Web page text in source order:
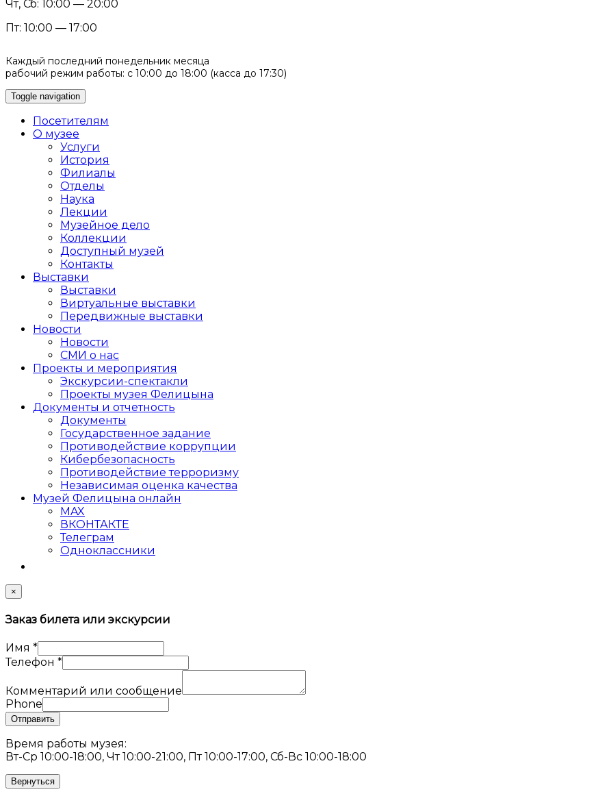
Чт, Сб: 10:00 — 20:00
Пт: 10:00 — 17:00
Каждый последний понедельник месяца
рабочий режим работы: с 10:00 до 18:00 (касса до 17:30)
Toggle navigation
Посетителям
О музее
Услуги
История
Филиалы
Отделы
Наука
Лекции
Музейное дело
Коллекции
Доступный музей
Контакты
Выставки
Выставки
Виртуальные выставки
Передвижные выставки
Новости
Новости
СМИ о нас
Проекты и мероприятия
Экскурсии-спектакли
Проекты музея Фелицына
Документы и отчетность
Документы
Государственное задание
Противодействие коррупции
Кибер­безопасность
Противодействие терроризму
Независимая оценка качества
Музей Фелицына онлайн
MAX
ВКОНТАКТЕ
Телеграм
Одноклассники
×
Заказ билета или экскурсии
Имя *
Телефон *
Комментарий или сообщение
Phone
Отправить
Время работы музея:
Вт-Ср 10:00-18:00, Чт 10:00-21:00, Пт 10:00-17:00, Сб-Вс 10:00-18:00
Вернуться